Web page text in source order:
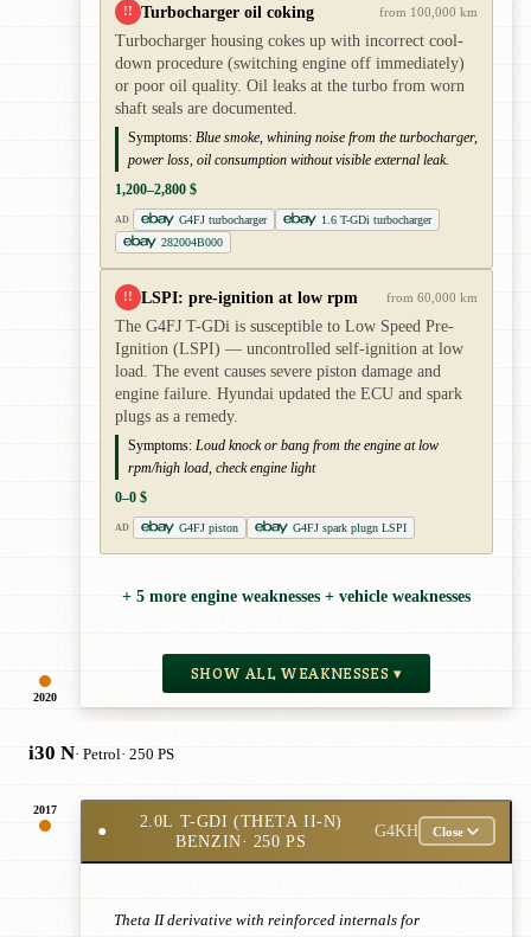
2020
!! Turbocharger oil coking from 100,000 km
Turbocharger housing cokes up with incorrect cool-
down procedure (switching engine off immediately)
or poor oil quality. Oil leaks at the turbo from worn
shaft seals are documented.
Symptoms: Blue smoke, whining noise from the turbocharger,
power loss, oil consumption without visible external leak.
1,200–2,800 $
AD G4FJ turbocharger
1.6 T-GDi turbocharger
282004B000
!! LSPI: pre-ignition at low rpm from 60,000 km
The G4FJ T-GDi is susceptible to Low Speed Pre-
Ignition (LSPI) — uncontrolled self-ignition at low
load. The event causes severe piston damage and
engine failure. Hyundai updated the ECU and spark
plugs as a remedy.
Symptoms: Loud knock or bang from the engine at low
rpm/high load, check engine light
0–0 $
AD G4FJ piston G4FJ spark plugn LSPI
+ 5 more engine weaknesses + vehicle weaknesses
SHOW ALL WEAKNESSES ▾
i30 N· Petrol· 250 PS
2017
●
2.0L T-GDI (THETA II-N)
BENZIN· 250 PS
G4KH Close
Theta II derivative with reinforced internals for